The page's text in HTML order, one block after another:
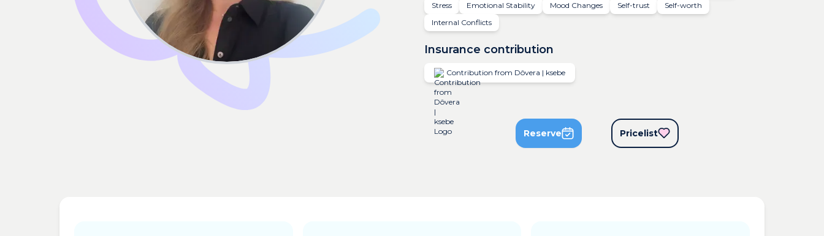
Stress
Emotional Stability Mood Changes Self-trust
Self-worth
Internal Conflicts
Insurance contribution
Contribution from Dôvera | ksebe
Reserve Pricelist